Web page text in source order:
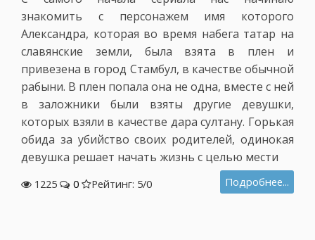
знакомить с персонажем имя которого
Александра, которая во время набега татар на
славянские земли, была взята в плен и
привезена в город Стамбул, в качестве обычной
рабыни. В плен попала она не одна, вместе с ней
в заложники были взяты другие девушки,
которых взяли в качестве дара султану. Горькая
обида за убийство своих родителей, одинокая
девушка решает начать жизнь с целью мести
1225 0 Рейтинг: 5/0 Подробнее...